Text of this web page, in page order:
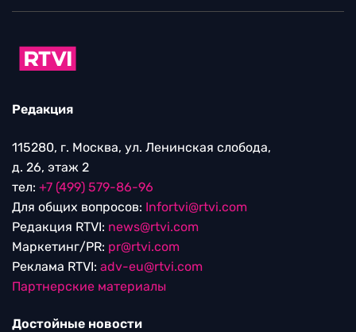
Редакция
115280, г. Москва, ул. Ленинская слобода,
д. 26, этаж 2
тел: +7 (499) 579-86-96
Для общих вопросов: Infortvi@rtvi.com
Редакция RTVI: news@rtvi.com
Маркетинг/PR: pr@rtvi.com
Реклама RTVI: adv-eu@rtvi.com
Партнерские материалы
Достойные новости